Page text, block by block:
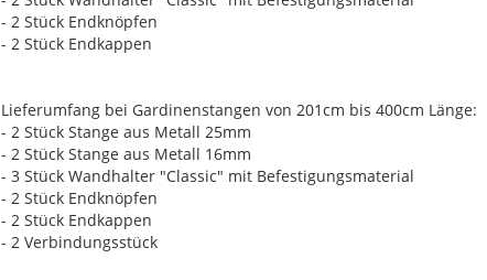
- 2 Stück Endknöpfen
- 2 Stück Endkappen
Lieferumfang bei Gardinenstangen von 201cm bis 400cm Länge:
- 2 Stück Stange aus Metall 25mm
- 2 Stück Stange aus Metall 16mm
- 3 Stück Wandhalter "Classic" mit Befestigungsmaterial
- 2 Stück Endknöpfen
- 2 Stück Endkappen
- 2 Verbindungsstück